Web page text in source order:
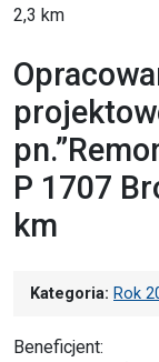
2,3 km
P 1707
km
Kategoria: Rok
Beneficjent: